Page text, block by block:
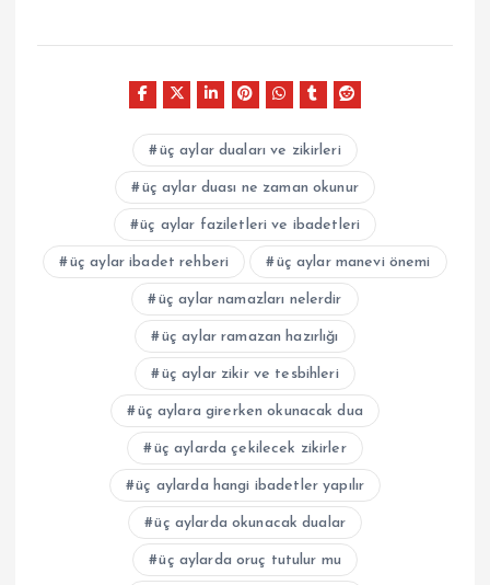
üç aylar duaları ve zikirleri
üç aylar duası ne zaman okunur
üç aylar faziletleri ve ibadetleri
üç aylar ibadet rehberi üç aylar manevi önemi
üç aylar namazları nelerdir
üç aylar ramazan hazırlığı
üç aylar zikir ve tesbihleri
üç aylara girerken okunacak dua
üç aylarda çekilecek zikirler
üç aylarda hangi ibadetler yapılır
üç aylarda okunacak dualar
üç aylarda oruç tutulur mu